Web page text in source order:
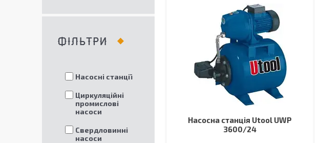
Насосна станція Utool UWP
3600/24
ФІЛЬТРИ
Насосні станції
Циркуляційні
промислові
насоси
Свердловинні
насоси